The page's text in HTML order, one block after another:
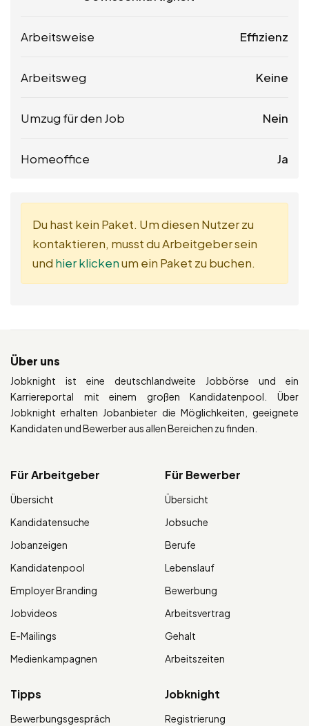
Arbeitsweise Effizienz
Arbeitsweg Keine
Umzug für den Job Nein
Homeoffice Ja
Du hast kein Paket. Um diesen Nutzer zu
kontaktieren, musst du Arbeitgeber sein
und hier klickenum ein Paket zu buchen.
Über uns
Jobknight ist eine deutschlandweite Jobbörse und ein
Karriereportal mit einem großen Kandidatenpool. Über
Jobknight erhalten Jobanbieter die Möglichkeiten, geeignete
Kandidaten und Bewerber aus allen Bereichen zu finden.
Für Arbeitgeber
Übersicht
Kandidatensuche
Jobanzeigen
Kandidatenpool
Employer Branding
Jobvideos
E-Mailings
Medienkampagnen
Für Bewerber
Übersicht
Jobsuche
Berufe
Lebenslauf
Bewerbung
Arbeitsvertrag
Gehalt
Arbeitszeiten
Tipps
Bewerbungsgespräch
Jobknight
Registrierung